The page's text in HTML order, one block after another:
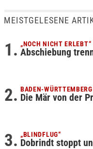
MEISTGELESENE
„NOCH NICHT ERLEBT“
Abschiebung
BADEN-WÜRTTEMBERG
Die Mär von der
„BLINDFLUG“
Dobrindt stoppt